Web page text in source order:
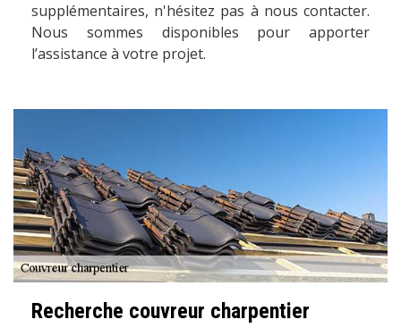
supplémentaires, n'hésitez pas à nous contacter.
Nous sommes disponibles pour apporter
l’assistance à votre projet.
Recherche couvreur charpentier